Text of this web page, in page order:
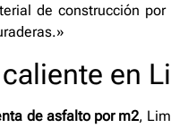
de construcción por
en
de asfalto por m2,